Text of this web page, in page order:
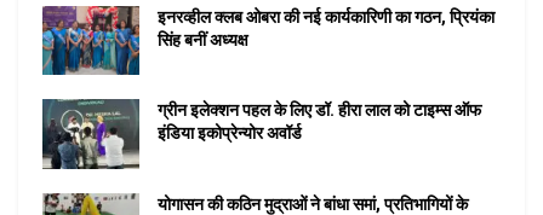
इनरव्हील क्लब ओबरा की नई कार्यकारिणी का गठन, प्रियंका
सिंह बनीं अध्यक्ष
ग्रीन इलेक्शन पहल के लिए डॉ. हीरा लाल को टाइम्स ऑफ
इंडिया इकोप्रेन्योर अवॉर्ड
योगासन की कठिन मुद्राओं ने बांधा समां, प्रतिभागियों के